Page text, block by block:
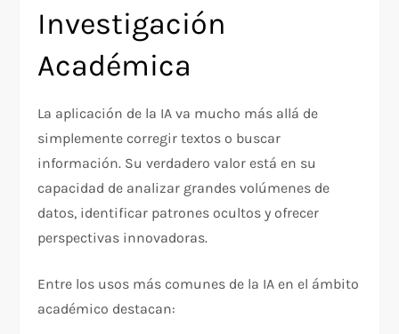
Investigación
Académica
La aplicación de la IA va mucho más allá de
simplemente corregir textos o buscar
información. Su verdadero valor está en su
capacidad de analizar grandes volúmenes de
datos, identificar patrones ocultos y ofrecer
perspectivas innovadoras.
Entre los usos más comunes de la IA en el ámbito
académico destacan: